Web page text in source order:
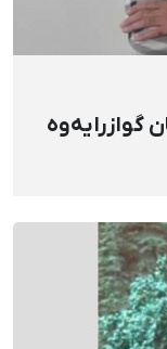
گوازرایەوە